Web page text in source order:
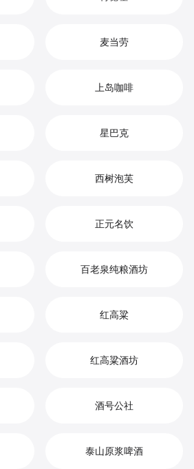
麦当劳
上岛咖啡
星巴克
西树泡芙
正元名饮
百老泉纯粮酒坊
红高粱
红高粱酒坊
酒号公社
泰山原浆啤酒